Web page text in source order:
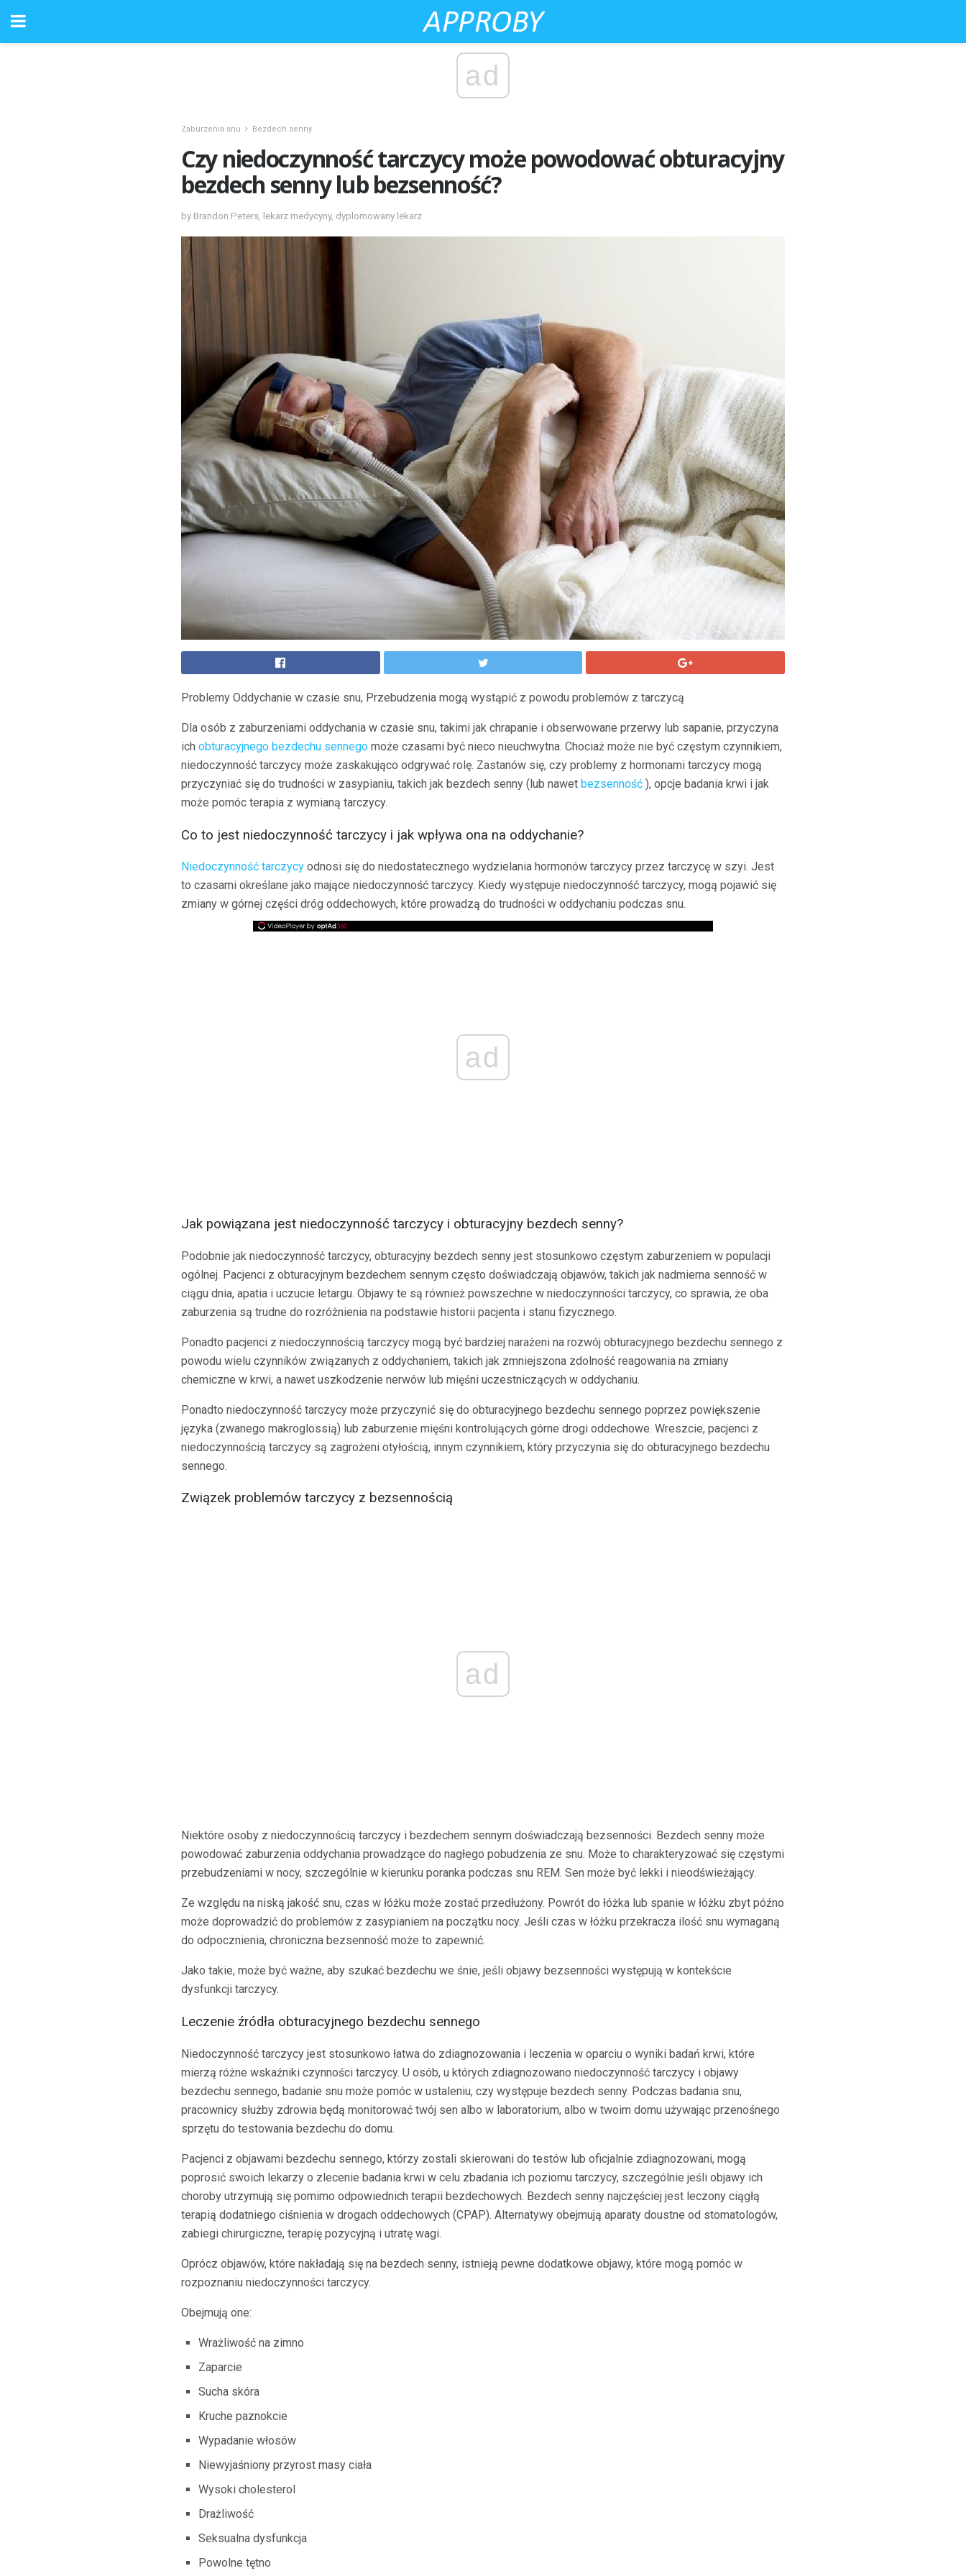
ad
Zaburzenia snu Bezdech senny
Czy niedoczynność tarczycy może powodować obturacyjny
bezdech senny lub bezsenność?
by Brandon Peters, lekarz medycyny, dyplomowany lekarz
Problemy Oddychanie w czasie snu, Przebudzenia mogą wystąpić z powodu problemów z tarczycą
Dla osób z zaburzeniami oddychania w czasie snu, takimi jak chrapanie i obserwowane przerwy lub sapanie, przyczyna
ich obturacyjnego bezdechu sennego może czasami być nieco nieuchwytna. Chociaż może nie być częstym czynnikiem,
niedoczynność tarczycy może zaskakująco odgrywać rolę. Zastanów się, czy problemy z hormonami tarczycy mogą
przyczyniać się do trudności w zasypianiu, takich jak bezdech senny (lub nawet bezsenność ), opcje badania krwi i jak
może pomóc terapia z wymianą tarczycy.
Co to jest niedoczynność tarczycy i jak wpływa ona na oddychanie?
Niedoczynność tarczycy odnosi się do niedostatecznego wydzielania hormonów tarczycy przez tarczycę w szyi. Jest
to czasami określane jako mające niedoczynność tarczycy. Kiedy występuje niedoczynność tarczycy, mogą pojawić się
zmiany w górnej części dróg oddechowych, które prowadzą do trudności w oddychaniu podczas snu.
ad
Jak powiązana jest niedoczynność tarczycy i obturacyjny bezdech senny?
Podobnie jak niedoczynność tarczycy, obturacyjny bezdech senny jest stosunkowo częstym zaburzeniem w populacji
ogólnej. Pacjenci z obturacyjnym bezdechem sennym często doświadczają objawów, takich jak nadmierna senność w
ciągu dnia, apatia i uczucie letargu. Objawy te są również powszechne w niedoczynności tarczycy, co sprawia, że ​​oba
zaburzenia są trudne do rozróżnienia na podstawie historii pacjenta i stanu fizycznego.
Ponadto pacjenci z niedoczynnością tarczycy mogą być bardziej narażeni na rozwój obturacyjnego bezdechu sennego z
powodu wielu czynników związanych z oddychaniem, takich jak zmniejszona zdolność reagowania na zmiany
chemiczne w krwi, a nawet uszkodzenie nerwów lub mięśni uczestniczących w oddychaniu.
Ponadto niedoczynność tarczycy może przyczynić się do obturacyjnego bezdechu sennego poprzez powiększenie
języka (zwanego makroglossią) lub zaburzenie mięśni kontrolujących górne drogi oddechowe. Wreszcie, pacjenci z
niedoczynnością tarczycy są zagrożeni otyłością, innym czynnikiem, który przyczynia się do obturacyjnego bezdechu
sennego.
Związek problemów tarczycy z bezsennością
ad
Niektóre osoby z niedoczynnością tarczycy i bezdechem sennym doświadczają bezsenności. Bezdech senny może
powodować zaburzenia oddychania prowadzące do nagłego pobudzenia ze snu. Może to charakteryzować się częstymi
przebudzeniami w nocy, szczególnie w kierunku poranka podczas snu REM. Sen może być lekki i nieodświeżający.
Ze względu na niską jakość snu, czas w łóżku może zostać przedłużony. Powrót do łóżka lub spanie w łóżku zbyt późno
może doprowadzić do problemów z zasypianiem na początku nocy. Jeśli czas w łóżku przekracza ilość snu wymaganą
do odpocznienia, chroniczna bezsenność może to zapewnić.
Jako takie, może być ważne, aby szukać bezdechu we śnie, jeśli objawy bezsenności występują w kontekście
dysfunkcji tarczycy.
Leczenie źródła obturacyjnego bezdechu sennego
Niedoczynność tarczycy jest stosunkowo łatwa do zdiagnozowania i leczenia w oparciu o wyniki badań krwi, które
mierzą różne wskaźniki czynności tarczycy. U osób, u których zdiagnozowano niedoczynność tarczycy i objawy
bezdechu sennego, badanie snu może pomóc w ustaleniu, czy występuje bezdech senny. Podczas badania snu,
pracownicy służby zdrowia będą monitorować twój sen albo w laboratorium, albo w twoim domu używając przenośnego
sprzętu do testowania bezdechu do domu.
Pacjenci z objawami bezdechu sennego, którzy zostali skierowani do testów lub oficjalnie zdiagnozowani, mogą
poprosić swoich lekarzy o zlecenie badania krwi w celu zbadania ich poziomu tarczycy, szczególnie jeśli objawy ich
choroby utrzymują się pomimo odpowiednich terapii bezdechowych. Bezdech senny najczęściej jest leczony ciągłą
terapią dodatniego ciśnienia w drogach oddechowych (CPAP). Alternatywy obejmują aparaty doustne od stomatologów,
zabiegi chirurgiczne, terapię pozycyjną i utratę wagi.
Oprócz objawów, które nakładają się na bezdech senny, istnieją pewne dodatkowe objawy, które mogą pomóc w
rozpoznaniu niedoczynności tarczycy.
Obejmują one:
Wrażliwość na zimno
Zaparcie
Sucha skóra
Kruche paznokcie
Wypadanie włosów
Niewyjaśniony przyrost masy ciała
Wysoki cholesterol
Drażliwość
Seksualna dysfunkcja
Powolne tętno